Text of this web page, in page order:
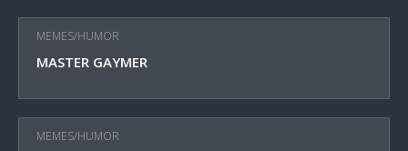
MEMES/HUMOR
MASTER GAYMER
MEMES/HUMOR